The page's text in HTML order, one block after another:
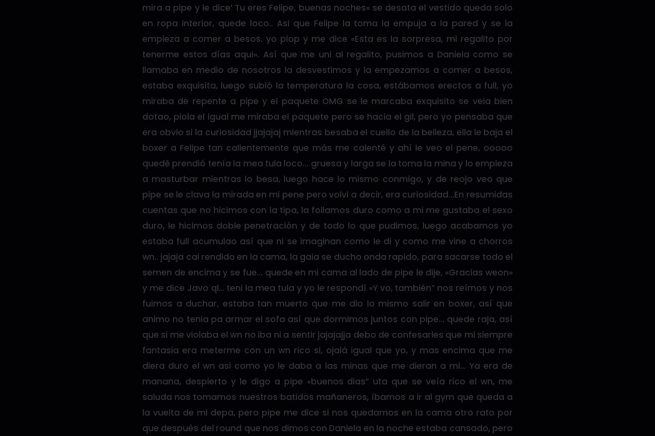
mira a pipe y le dice’ Tu eres Felipe, buenas noches» se desata el vestido queda solo
en ropa interior, quede loco.. Asi que Felipe la toma la empuja a la pared y se la
empieza a comer a besos. yo plop y me dice «Esta es la sorpresa, mi regalito por
tenerme estos días aqui». Así que me uni al regalito, pusimos a Daniela como se
llamaba en medio de nosotros la desvestimos y la empezamos a comer a besos,
estaba exquisita, luego subió la temperatura la cosa, estábamos erectos a full, yo
miraba de repente a pipe y el paquete OMG se le marcaba exquisito se veia bien
dotao, piola el igual me miraba el paquete pero se hacia el gil, pero yo pensaba que
era obvio si la curiosidad jjajajaj mientras besaba el cuello de la belleza, ella le baja el
boxer a Felipe tan calientemente que más me calenté y ahí le veo el pene, ooooo
quedé prendió tenía la mea tula loco… gruesa y larga se la toma la mina y lo empieza
a masturbar mientras lo besa, luego hace lo mismo conmigo, y de reojo veo que
pipe se le clava la mirada en mi pene pero volvi a decir, era curiosidad…En resumidas
cuentas que no hicimos con la tipa, la follamos duro como a mi me gustaba el sexo
duro, le hicimos doble penetración y de todo lo que pudimos, luego acabamos yo
estaba full acumulao así que ni se imaginan como le di y como me vine a chorros
wn.. jajaja cai rendido en la cama, la gaia se ducho onda rapido, para sacarse todo el
semen de encima y se fue… quede en mi cama al lado de pipe le dije, «Gracias weon»
y me dice Javo ql… teni la mea tula y yo le respondí «Y vo, también” nos reímos y nos
fuimos a duchar, estaba tan muerto que me dio lo mismo salir en boxer, así que
animo no tenia pa armar el sofa así que dormimos juntos con pipe… quede raja, así
que si me violaba el wn no iba ni a sentir jajajajja debo de confesarles que mi siempre
fantasia era meterme con un wn rico si, ojalá igual que yo, y mas encima que me
diera duro el wn asi como yo le daba a las minas que me dieran a mi… Ya era de
manana, despierto y le digo a pipe «buenos dias” uta que se veía rico el wn, me
saluda nos tomamos nuestros batidos mañaneros, íbamos a ir al gym que queda a
la vuelta de mi depa, pero pipe me dice si nos quedamos en la cama otro rato por
que después del round que nos dimos con Daniela en la noche estaba cansado, pero